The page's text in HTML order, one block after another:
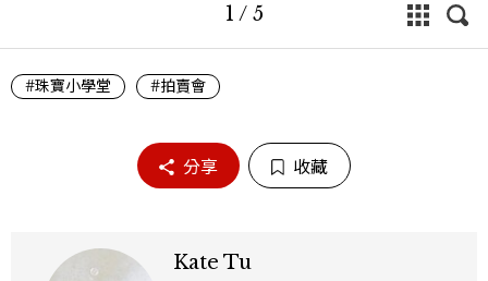
1 / 5
#珠寶小學堂 #拍賣會
分享 收藏
Kate Tu